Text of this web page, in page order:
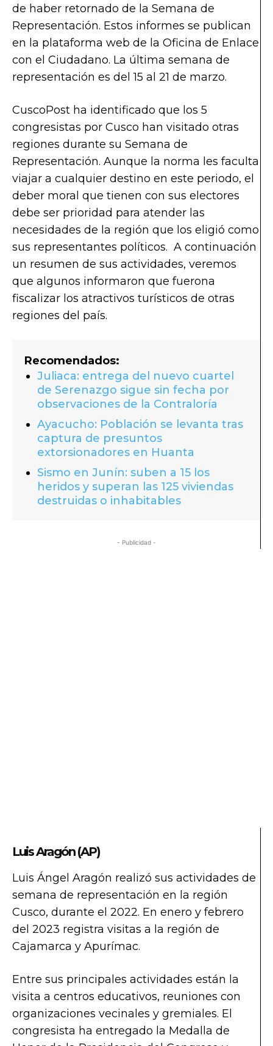
de haber retornado de la Semana de
Representación. Estos informes se publican
en la plataforma web de la Oficina de Enlace
con el Ciudadano. La última semana de
representación es del 15 al 21 de marzo.
CuscoPost ha identificado que los 5
congresistas por Cusco han visitado otras
regiones durante su Semana de
Representación. Aunque la norma les faculta
viajar a cualquier destino en este periodo, el
deber moral que tienen con sus electores
debe ser prioridad para atender las
necesidades de la región que los eligió como
sus representantes políticos. A continuación
un resumen de sus actividades, veremos
que algunos informaron que fuerona
fiscalizar los atractivos turísticos de otras
regiones del país.
Recomendados:
Juliaca: entrega del nuevo cuartel
de Serenazgo sigue sin fecha por
observaciones de la Contraloría
Ayacucho: Población se levanta tras
captura de presuntos
extorsionadores en Huanta
Sismo en Junín: suben a 15 los
heridos y superan las 125 viviendas
destruidas o inhabitables
- Publicidad -
Luis Aragón (AP)
Luis Ángel Aragón realizó sus actividades de
semana de representación en la región
Cusco, durante el 2022. En enero y febrero
del 2023 registra visitas a la región de
Cajamarca y Apurímac.
Entre sus principales actividades están la
visita a centros educativos, reuniones con
organizaciones vecinales y gremiales. El
congresista ha entregado la Medalla de